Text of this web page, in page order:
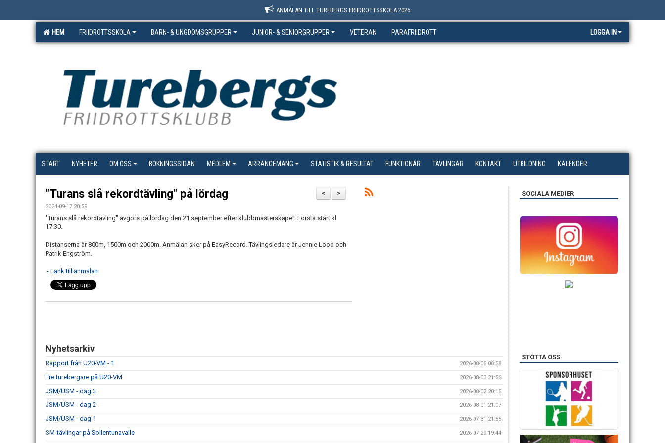
ANMÄLAN TILL TUREBERGS FRIIDROTTSSKOLA 2026
HEM FRIIDROTTSSKOLA BARN- & UNGDOMSGRUPPER JUNIOR- & SENIORGRUPPER VETERAN PARAFRIIDROTT LOGGA IN
START NYHETER OM OSS BOKNINGSSIDAN MEDLEM ARRANGEMANG STATISTIK & RESULTAT FUNKTIONÄR TÄVLINGAR KONTAKT UTBILDNING KALENDER
>
<
"Turans slå rekordtävling" på lördag
2024-09-17 20:59
"Turans slå rekordtävling" avgörs på lördag den 21 september efter klubbmästerskapet. Första start kl
17:30.
Distanserna är 800m, 1500m och 2000m. Anmälan sker på EasyRecord. Tävlingsledare är Jennie Lood och
Patrik Engström.
- Länk till anmälan
Nyhetsarkiv
Rapport från U20-VM - 1 2026-08-06 08:58
Tre turebergare på U20-VM 2026-08-03 21:56
JSM/USM - dag 3 2026-08-02 20:15
JSM/USM - dag 2 2026-08-01 21:07
JSM/USM - dag 1 2026-07-31 21:55
SM-tävlingar på Sollentunavalle 2026-07-29 19:44
SOCIALA MEDIER
STÖTTA OSS